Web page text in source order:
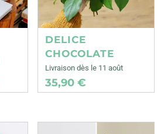
DELICE
CHOCOLATE
Livraison dès le 11 août
35,90 €